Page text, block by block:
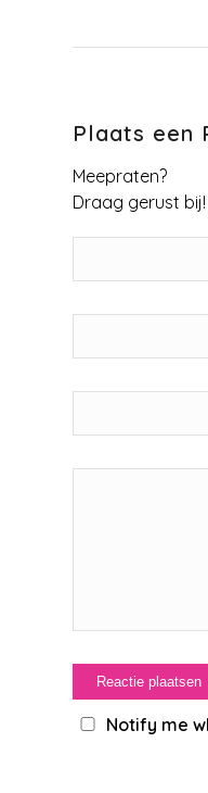
Plaats een
Meepraten?
Draag gerust bij!
Notify me